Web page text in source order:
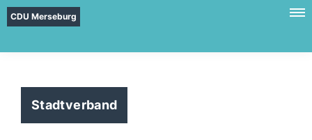
CDU Merseburg
Stadtverband